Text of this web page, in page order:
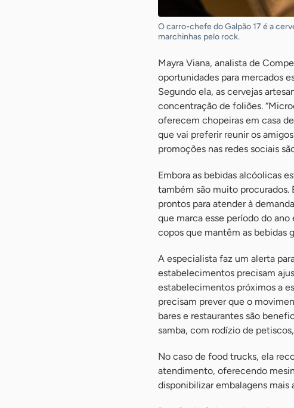
O carro-chefe do Galpão 17 é a
marchinhas pelo rock.
Mayra Viana, analista de
oportunidades para mercados
Segundo ela, as cervejas
concentração de foliões.
oferecem chopeiras em casa
que vai preferir reunir os
promoções nas redes sociais
Embora as bebidas alcóolicas
também são muito procurados.
prontos para atender à
que marca esse período do
copos que mantêm as bebidas
A especialista faz um alerta
estabelecimentos precisam
estabelecimentos próximos a
precisam prever que o
bares e restaurantes são
samba, com rodízio de
No caso de food trucks, ela
atendimento, oferecendo
disponibilizar embalagens mais